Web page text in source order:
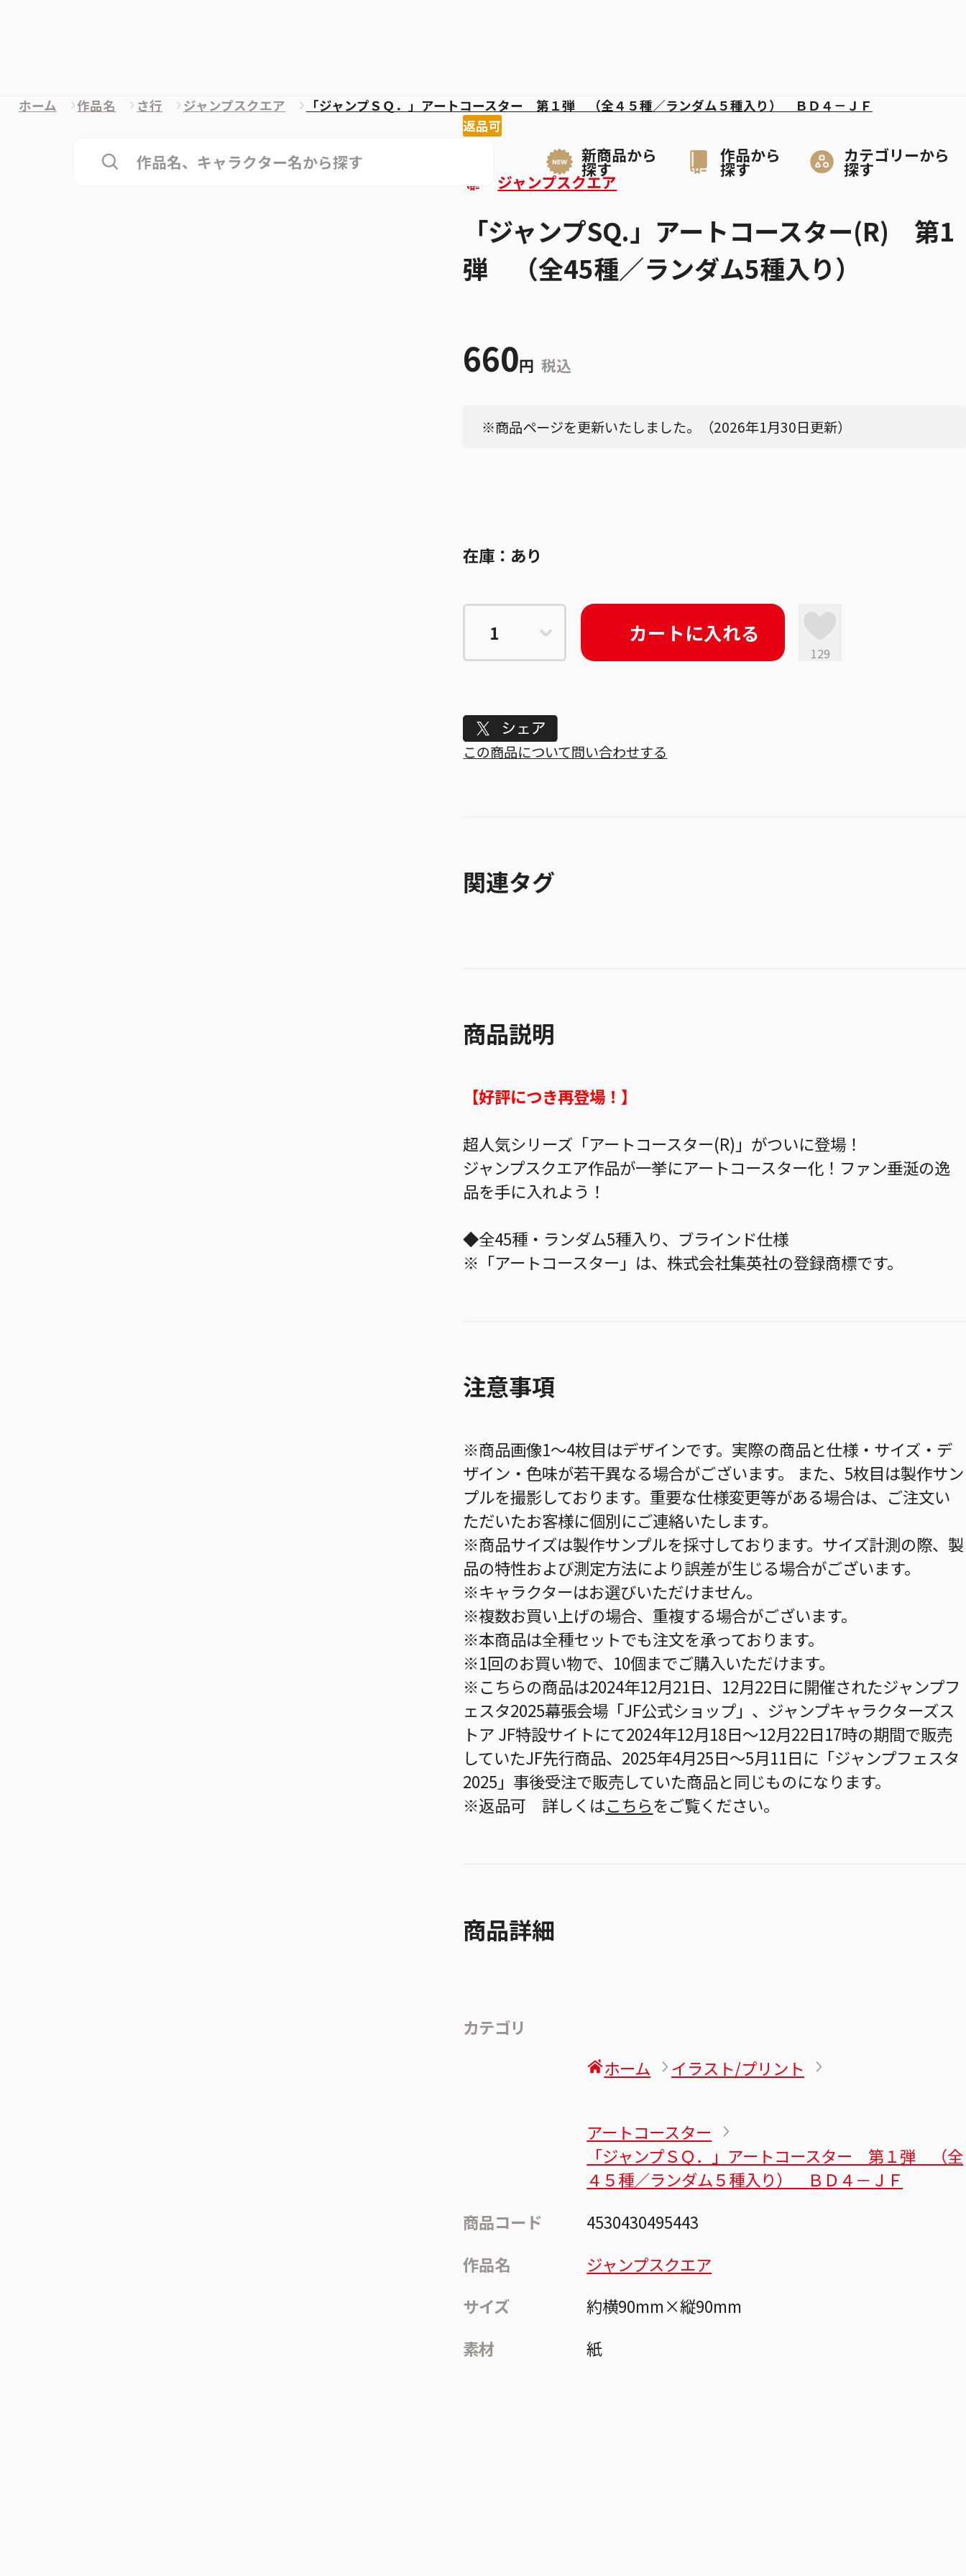
新商品から
探す
作品から
探す
カテゴリーから
探す
ホーム 作品名 さ行 ジャンプスクエア 「ジャンプＳＱ．」アートコースター 第１弾 （全４５種／ランダム５種入り） ＢＤ４－ＪＦ
返品可
ジャンプスクエア
「ジャンプSQ.」アートコースター(R) 第1
弾 （全45種／ランダム5種入り）
660円 税込
※商品ページを更新いたしました。（2026年1月30日更新）
在庫： あり
カートに入れる
129
Tweet
この商品について問い合わせする
関連タグ
商品説明
【好評につき再登場！】
超人気シリーズ「アートコースター(R)」がついに登場！
ジャンプスクエア作品が一挙にアートコースター化！ファン垂涎の逸
品を手に入れよう！
◆全45種・ランダム5種入り、ブラインド仕様
※「アートコースター」は、株式会社集英社の登録商標です。
注意事項
※商品画像1～4枚目はデザインです。実際の商品と仕様・サイズ・デ
ザイン・色味が若干異なる場合がございます。 また、5枚目は製作サン
プルを撮影しております。重要な仕様変更等がある場合は、ご注文い
ただいたお客様に個別にご連絡いたします。
※商品サイズは製作サンプルを採寸しております。サイズ計測の際、製
品の特性および測定方法により誤差が生じる場合がございます。
※キャラクターはお選びいただけません。
※複数お買い上げの場合、重複する場合がございます。
※本商品は全種セットでも注文を承っております。
※1回のお買い物で、10個までご購入いただけます。
※こちらの商品は2024年12月21日、12月22日に開催されたジャンプフ
ェスタ2025幕張会場「JF公式ショップ」、ジャンプキャラクターズス
トア JF特設サイトにて2024年12月18日～12月22日17時の期間で販売
していたJF先行商品、2025年4月25日～5月11日に「ジャンプフェスタ
2025」事後受注で販売していた商品と同じものになります。
※返品可 詳しくはこちらをご覧ください。
商品詳細
カテゴリ
ホーム
イラスト/プリント
アートコースター
「ジャンプＳＱ．」アートコースター 第１弾 （全
４５種／ランダム５種入り） ＢＤ４－ＪＦ
商品コード
4530430495443
作品名
ジャンプスクエア
サイズ
約横90mm×縦90mm
素材
紙